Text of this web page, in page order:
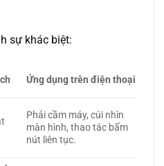
sự khác biệt:
Ứng dụng trên điện thoại
Phải cầm máy, cúi nhìn
màn hình, thao tác bấm
nút liên tục.